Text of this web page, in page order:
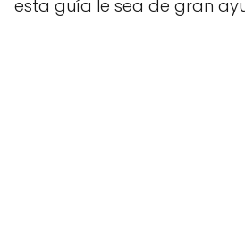
esta guía le sea de gran